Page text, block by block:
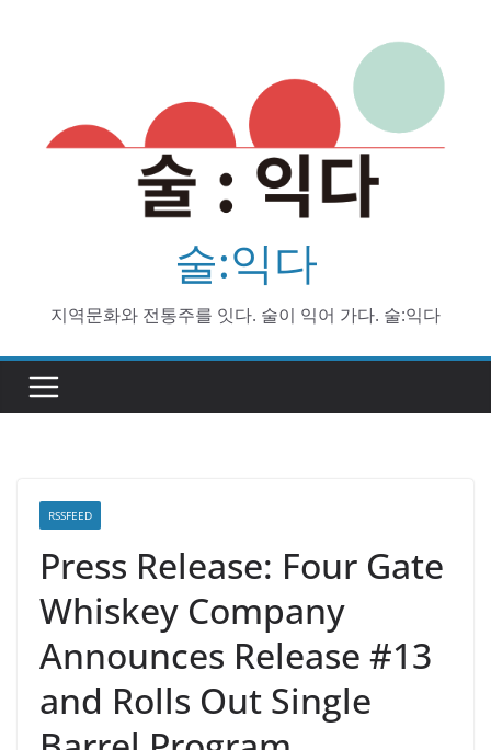
술:익다
지역문화와 전통주를 잇다. 술이 익어 가다. 술:익다
RSSFEED
Press Release: Four Gate
Whiskey Company
Announces Release #13
and Rolls Out Single